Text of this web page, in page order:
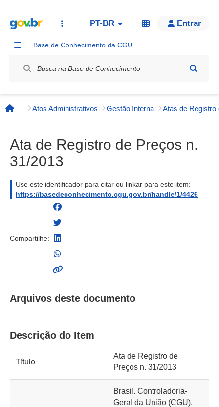
PT-BR Entrar
Base de Conhecimento da CGU
Página inicial
Atos Administrativos Gestão Interna
Ata de Registro de Preços n.
31/2013
Use este identificador para citar ou linkar para este item:
https://basedeconhecimento.cgu.gov.br/handle/1/4426
Compartilhe:
Arquivos deste documento
Descrição do Item
Título
Ata de Registro de
Preços n. 31/2013
Brasil. Controladoria-
Geral da União (CGU).